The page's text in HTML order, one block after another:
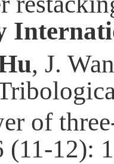
, J.
of
(11-12):